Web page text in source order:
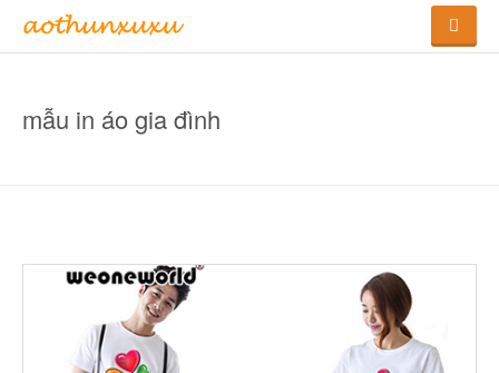
mẫu in áo gia đình